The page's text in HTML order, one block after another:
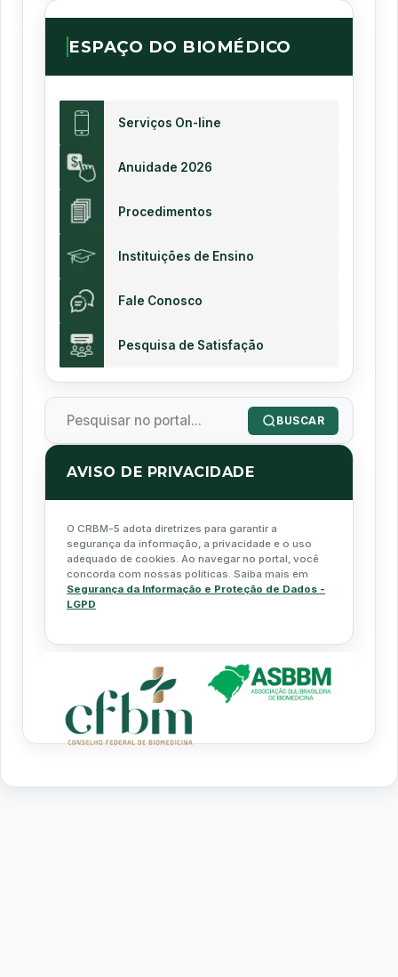
ESPAÇO DO BIOMÉDICO
Serviços On-line
Anuidade 2026
Procedimentos
Instituições de Ensino
Fale Conosco
Pesquisa de Satisfação
BUSCAR
AVISO DE PRIVACIDADE
O CRBM-5 adota diretrizes para garantir a
segurança da informação, a privacidade e o uso
adequado de cookies. Ao navegar no portal, você
concorda com nossas políticas. Saiba mais em
Segurança da Informação e Proteção de Dados -
LGPD